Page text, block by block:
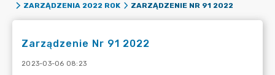
ZARZĄDZENIA 2022 ROK
ZARZĄDZENIE NR 91 2022
Zarządzenie Nr 91 2022
2023-03-06 08:23